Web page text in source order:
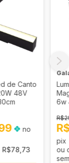
de Canto
48V
no
R$78,73
6w
pix